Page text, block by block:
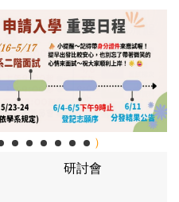
研討會